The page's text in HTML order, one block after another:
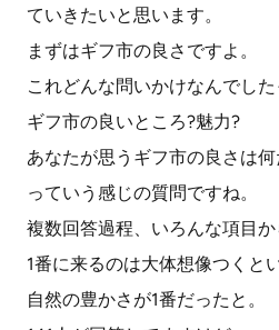
ていきたいと思います。
まずはギフ市の良さですよ。
これどんな問いかけなんでし
ギフ市の良いところ?魅力?
あなたが思うギフ市の良さは
っていう感じの質問ですね。
複数回答過程、いろんな項目か
1番に来るのは大体想像つくと
自然の豊かさが1番だったと。